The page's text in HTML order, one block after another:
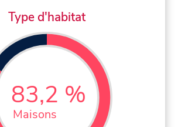
Type d'habitat
83,2 %
Maisons